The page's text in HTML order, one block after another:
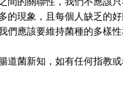
的現象，且每個人缺乏的
應該要維持菌種的多樣
菌新知，如有任何指教或